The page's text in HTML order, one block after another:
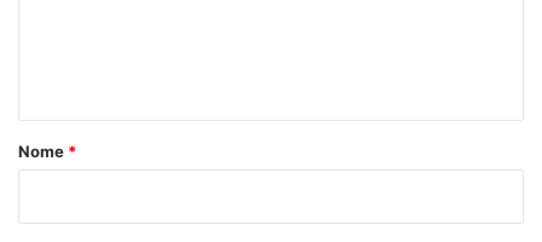
r
Nome *